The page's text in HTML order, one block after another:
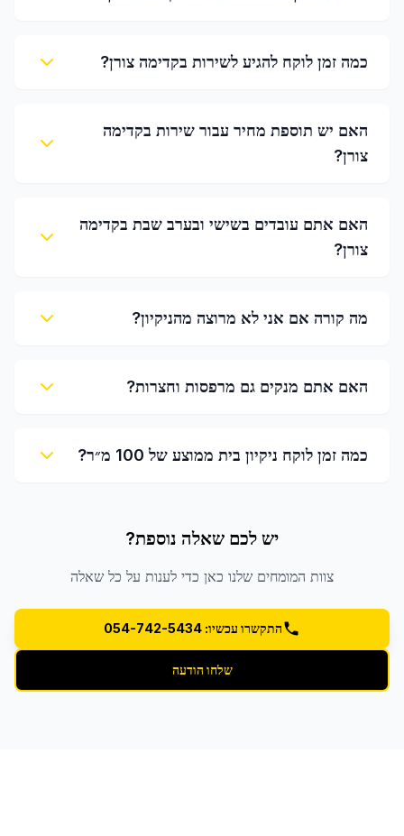
כמה זמן לוקח להגיע לשירות בקדימה צורן?
האם יש תוספת מחיר עבור שירות בקדימה
צורן?
האם אתם עובדים בשישי ובערב שבת בקדימה
צורן?
מה קורה אם אני לא מרוצה מהניקיון?
האם אתם מנקים גם מרפסות וחצרות?
כמה זמן לוקח ניקיון בית ממוצע של 100 מ״ר?
יש לכם שאלה נוספת?
צוות המומחים שלנו כאן כדי לענות על כל שאלה
התקשרו עכשיו: 054-742-5434
שלחו הודעה